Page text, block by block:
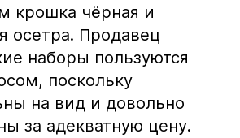
крошка чёрная и
осетра. Продавец
наборы пользуются
поскольку
на вид и довольно
за адекватную цену.